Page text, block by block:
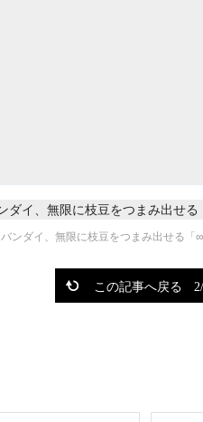
バンダイ、無限に枝豆をつまみ出せる「
この記事へ戻る